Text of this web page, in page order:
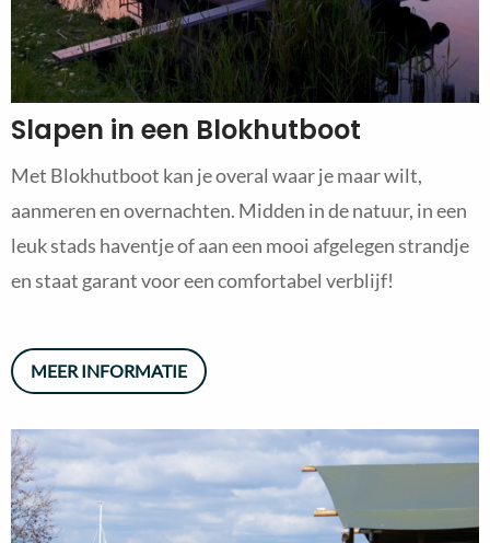
Slapen in een Blokhutboot
Met Blokhutboot kan je overal waar je maar wilt,
aanmeren en overnachten. Midden in de natuur, in een
leuk stads haventje of aan een mooi afgelegen strandje
en staat garant voor een comfortabel verblijf!
MEER INFORMATIE